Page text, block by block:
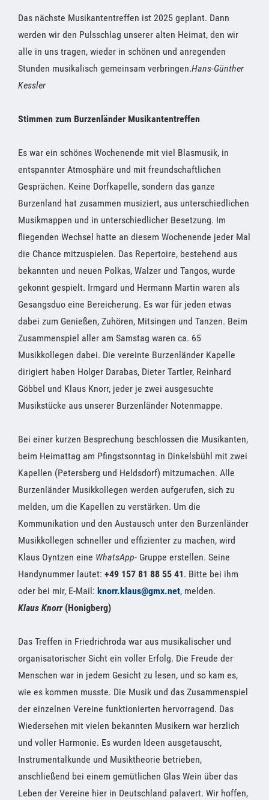
Das nächste Musikantentreffen ist 2025 geplant. Dann
werden wir den Pulsschlag unserer alten Heimat, den wir
alle in uns tragen, wieder in schönen und anregenden
Stunden musikalisch gemeinsam verbringen.Hans-Günther
Kessler
Stimmen zum Burzenländer Musikantentreffen
Es war ein schönes Wochenende mit viel Blasmusik, in
entspannter Atmosphäre und mit freundschaftlichen
Gesprächen. Keine Dorfkapelle, sondern das ganze
Burzenland hat zusammen musiziert, aus unterschiedlichen
Musikmappen und in unterschiedlicher Besetzung. Im
fliegenden Wechsel hatte an diesem Wochenende jeder Mal
die Chance mitzuspielen. Das Repertoire, bestehend aus
bekannten und neuen Polkas, Walzer und Tangos, wurde
gekonnt gespielt. Irmgard und Hermann Martin waren als
Gesangsduo eine Bereicherung. Es war für jeden etwas
dabei zum Genießen, Zuhören, Mitsingen und Tanzen. Beim
Zusammenspiel aller am Samstag waren ca. 65
Musikkollegen dabei. Die vereinte Burzenländer Kapelle
dirigiert haben Holger Darabas, Dieter Tartler, Reinhard
Göbbel und Klaus Knorr, jeder je zwei ausgesuchte
Musikstücke aus unserer Burzenländer Notenmappe.
Bei einer kurzen Besprechung beschlossen die Musikanten,
beim Heimattag am Pfingstsonntag in Dinkelsbühl mit zwei
Kapellen (Petersberg und Heldsdorf) mitzumachen. Alle
Burzenländer Musikkollegen werden aufgerufen, sich zu
melden, um die Kapellen zu verstärken. Um die
Kommunikation und den Austausch unter den Burzenländer
Musikkollegen schneller und effizienter zu machen, wird
Klaus Oyntzen eine WhatsApp- Gruppe erstellen. Seine
Handynummer lautet: +49 157 81 88 55 41. Bitte bei ihm
oder bei mir, E-Mail: knorr.klaus@gmx.net, melden.
Klaus Knorr(Honigberg)
Das Treffen in Friedrichroda war aus musikalischer und
organisatorischer Sicht ein voller Erfolg. Die Freude der
Menschen war in jedem Gesicht zu lesen, und so kam es,
wie es kommen musste. Die Musik und das Zusammenspiel
der einzelnen Vereine funktionierten hervorragend. Das
Wiedersehen mit vielen bekannten Musikern war herzlich
und voller Harmonie. Es wurden Ideen ausgetauscht,
Instrumentalkunde und Musiktheorie betrieben,
anschließend bei einem gemütlichen Glas Wein über das
Leben der Vereine hier in Deutschland palavert. Wir hoffen,